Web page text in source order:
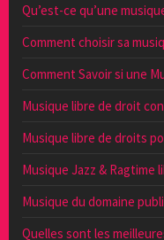
Qu’est-ce qu’une
Comment choisir sa
Comment Savoir si une
Musique libre de droit
Musique libre de droits
Musique Jazz & Ragtime
Musique du domaine
Quelles sont les